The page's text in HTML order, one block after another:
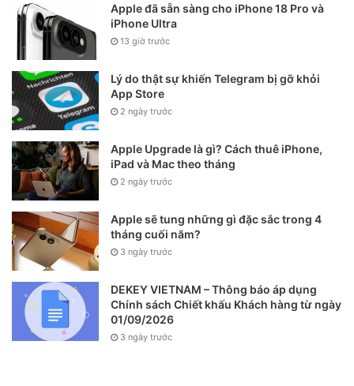
Apple đã sẵn sàng cho iPhone 18 Pro và
iPhone Ultra
13 giờ trước
Lý do thật sự khiến Telegram bị gỡ khỏi
App Store
2 ngày trước
Apple Upgrade là gì? Cách thuê iPhone,
iPad và Mac theo tháng
2 ngày trước
Apple sẽ tung những gì đặc sắc trong 4
tháng cuối năm?
3 ngày trước
DEKEY VIETNAM – Thông báo áp dụng
Chính sách Chiết khấu Khách hàng từ ngày
01/09/2026
3 ngày trước